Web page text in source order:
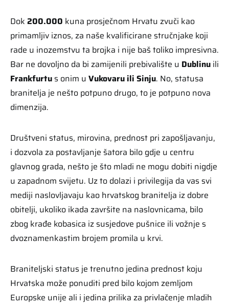
Dok 200.000 kuna prosječnom Hrvatu zvuči kao
primamljiv iznos, za naše kvalificirane stručnjake koji
rade u inozemstvu ta brojka i nije baš toliko impresivna.
Bar ne dovoljno da bi zamijenili prebivalište u Dublinu ili
Frankfurtu s onim u Vukovaru ili Sinju. No, statusa
branitelja je nešto potpuno drugo, to je potpuno nova
dimenzija.
Društveni status, mirovina, prednost pri zapošljavanju,
i dozvola za postavljanje šatora bilo gdje u centru
glavnog grada, nešto je što mladi ne mogu dobiti nigdje
u zapadnom svijetu. Uz to dolazi i privilegija da vas svi
mediji naslovljavaju kao hrvatskog branitelja iz dobre
obitelji, ukoliko ikada završite na naslovnicama, bilo
zbog krađe kobasica iz susjedove pušnice ili vožnje s
dvoznamenkastim brojem promila u krvi.
Braniteljski status je trenutno jedina prednost koju
Hrvatska može ponuditi pred bilo kojom zemljom
Europske unije ali i jedina prilika za privlačenje mladih